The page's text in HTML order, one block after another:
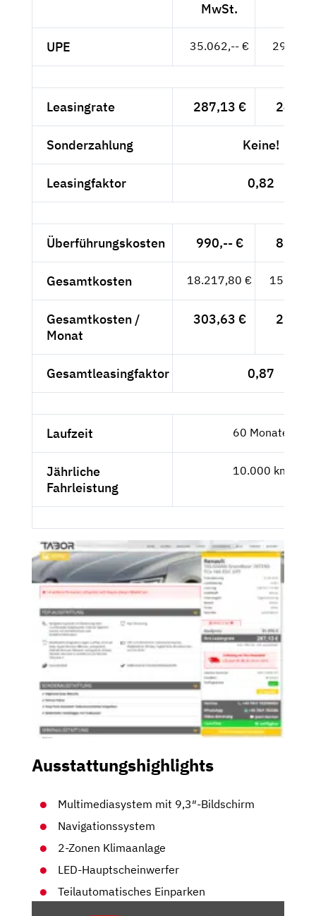
MwSt.
UPE 35.062,-- €
Leasingrate 287,13 €
Sonderzahlung Keine!
Leasingfaktor 0,82
Überführungskosten 990,-- €
Gesamtkosten 18.217,80 €
Gesamtkosten /
Monat
303,63 €
Gesamtleasingfaktor 0,87
Laufzeit 60 Monate
Jährliche
Fahrleistung
10.000 km
Ausstattungshighlights
Multimediasystem mit 9,3″-Bildschirm
Navigationssystem
2-Zonen Klimaanlage
LED-Hauptscheinwerfer
Teilautomatisches Einparken